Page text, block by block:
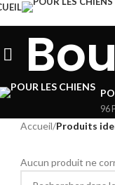
96
Accueil/Produits
Aucun produit ne